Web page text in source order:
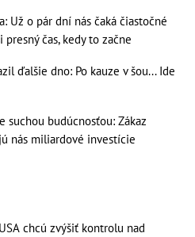
Už o pár dní nás čaká čiastočné
čas, kedy to začne
ďalšie dno: Po kauze v šou... Ide
suchou budúcnosťou: Zákaz
nás miliardové investície
chcú zvýšiť kontrolu nad